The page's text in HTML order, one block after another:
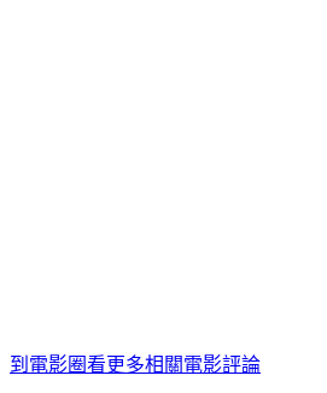
到電影圈看更多相關電影評論